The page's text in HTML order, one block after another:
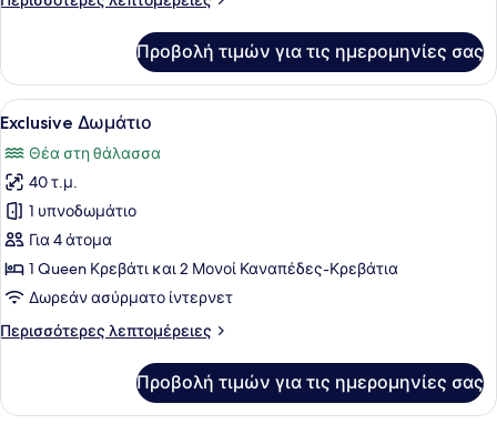
Δωμάτιο
Προβολή τιμών για τις ημερομηνίες σας
Προβολή
όλων
των
φωτογραφιών
για
Exclusive
Δωμάτιο
Μια μοντέρνα κουζίνα με μπάρα,
13
Exclusive Δωμάτιο
Θέα στη θάλασσα
40 τ.μ.
1 υπνοδωμάτιο
Για 4 άτομα
1 Queen Κρεβάτι και 2 Μονοί Καναπέδες-Κρεβάτια
Δωρεάν ασύρματο ίντερνετ
Περισσότερες λεπτομέρειες
Περισσότερες
Δωμάτιο
Προβολή τιμών για τις ημερομηνίες σας